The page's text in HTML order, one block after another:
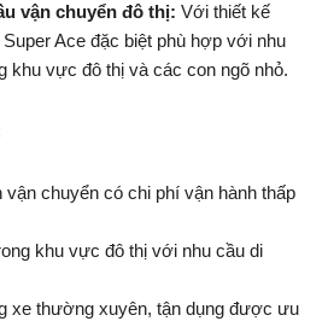
vận chuyển đô thị: Với thiết kế
Super Ace đặc biệt phù hợp với nhu
khu vực đô thị và các con ngõ nhỏ.
chuyển có chi phí vận hành thấp
khu vực đô thị với nhu cầu di
xe thường xuyên, tận dụng được ưu